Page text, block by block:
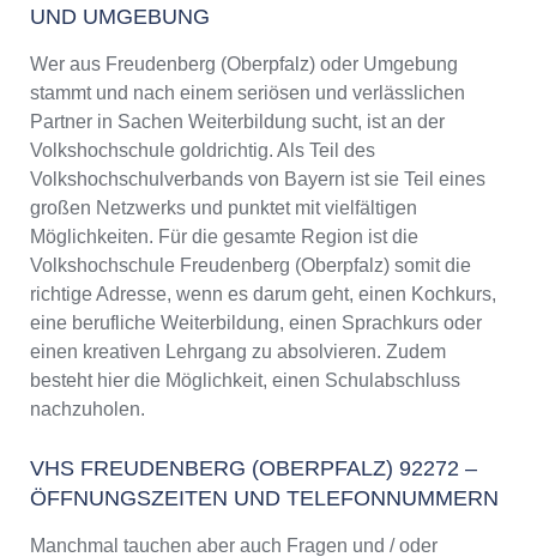
UND UMGEBUNG
Wer aus Freudenberg (Oberpfalz) oder Umgebung
stammt und nach einem seriösen und verlässlichen
Partner in Sachen Weiterbildung sucht, ist an der
Volkshochschule goldrichtig. Als Teil des
Volkshochschulverbands von Bayern ist sie Teil eines
großen Netzwerks und punktet mit vielfältigen
Möglichkeiten. Für die gesamte Region ist die
Volkshochschule Freudenberg (Oberpfalz) somit die
richtige Adresse, wenn es darum geht, einen Kochkurs,
eine berufliche Weiterbildung, einen Sprachkurs oder
einen kreativen Lehrgang zu absolvieren. Zudem
besteht hier die Möglichkeit, einen Schulabschluss
nachzuholen.
VHS FREUDENBERG (OBERPFALZ) 92272 –
ÖFFNUNGSZEITEN UND TELEFONNUMMERN
Manchmal tauchen aber auch Fragen und / oder